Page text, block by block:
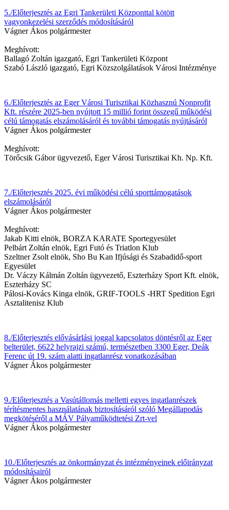
5./Előterjesztés az Egri Tankerületi Központtal kötött
vagyonkezelési szerződés módosításáról
Vágner Ákos polgármester
Meghívott:
Ballagó Zoltán igazgató, Egri Tankerületi Központ
Szabó László igazgató, Egri Közszolgálatások Városi Intézménye
6./Előterjesztés az Eger Városi Turisztikai Közhasznú Nonprofit
Kft. részére 2025-ben nyújtott 15 millió forint összegű működési
célú támogatás elszámolásáról és további támogatás nyújtásáról
Vágner Ákos polgármester
Meghívott:
Törőcsik Gábor ügyvezető, Eger Városi Turisztikai Kh. Np. Kft.
7./Előterjesztés 2025. évi működési célú sporttámogatások
elszámolásáról
Vágner Ákos polgármester
Meghívott:
Jakab Kitti elnök, BORZA KARATE Sportegyesület
Pelbárt Zoltán elnök, Egri Futó és Triatlon Klub
Szeltner Zsolt elnök, Sho Bu Kan Ifjúsági és Szabadidő-sport
Egyesület
Dr. Váczy Kálmán Zoltán ügyvezető, Eszterházy Sport Kft. elnök,
Eszterházy SC
Pálosi-Kovács Kinga elnök, GRIF-TOOLS -HRT Spedition Egri
Asztalitenisz Klub
8./Előterjesztés elővásárlási joggal kapcsolatos döntésről az Eger
belterület, 6622 helyrajzi számú, természetben 3300 Eger, Deák
Ferenc út 19. szám alatti ingatlanrész vonatkozásában
Vágner Ákos polgármester
9./Előterjesztés a Vasútállomás melletti egyes ingatlanrészek
térítésmentes használatának biztosításáról szóló Megállapodás
megkötéséről a MÁV Pályaműködtetési Zrt-vel
Vágner Ákos polgármester
10./Előterjesztés az önkormányzat és intézményeinek előirányzat
módosításairól
Vágner Ákos polgármester